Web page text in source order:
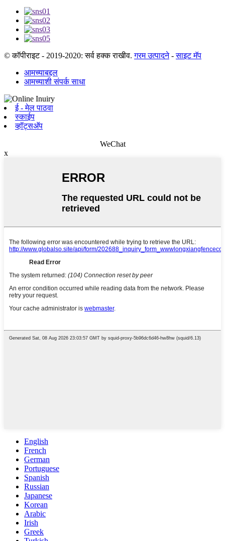
© कॉपीराइट - 2019-2020: सर्व हक्क राखीव.गरम उत्पादने-साइट मॅप
आमच्याबद्दल
आमच्याशी संपर्क साधा
ई - मेल पाठवा
स्काईप
व्हॉट्सअ‍ॅप
WeChat
x
English
French
German
Portuguese
Spanish
Russian
Japanese
Korean
Arabic
Irish
Greek